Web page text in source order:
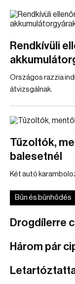
Rendkívüli
Országos razzia
átvizsgálnak.
Tűzoltók,
balesetnél
Két autó
Bűn és bűnhődés
Drogdílerre
Három pár